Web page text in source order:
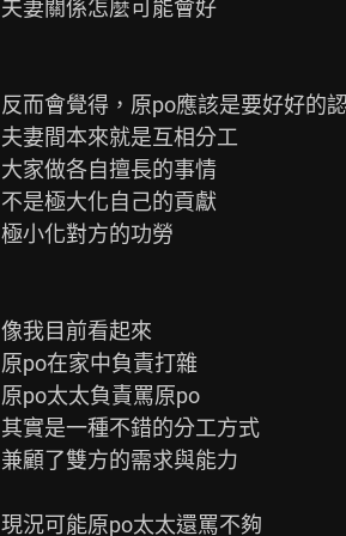
夫妻關係怎麼可能會好
反而會覺得，原po應該是要好好的
夫妻間本來就是互相分工
大家做各自擅長的事情
不是極大化自己的貢獻
極小化對方的功勞
像我目前看起來
原po在家中負責打雜
原po太太負責罵原po
其實是一種不錯的分工方式
兼顧了雙方的需求與能力
現況可能原po太太還罵不夠